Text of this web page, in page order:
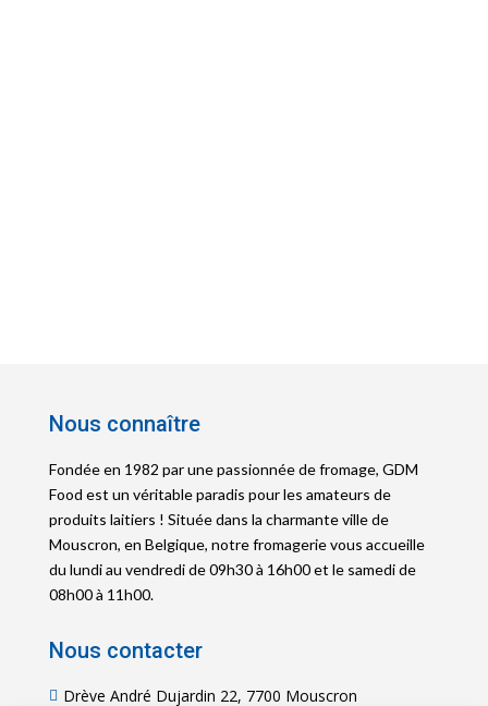
Nous connaître
Fondée en 1982 par une passionnée de fromage, GDM
Food est un véritable paradis pour les amateurs de
produits laitiers ! Située dans la charmante ville de
Mouscron, en Belgique, notre fromagerie vous accueille
du lundi au vendredi de 09h30 à 16h00 et le samedi de
08h00 à 11h00.
Nous contacter
 Drève André Dujardin 22, 7700 Mouscron